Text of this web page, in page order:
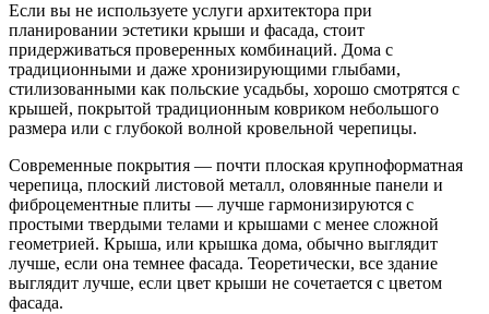
Если вы не используете услуги архитектора при
планировании эстетики крыши и фасада, стоит
придерживаться проверенных комбинаций. Дома с
традиционными и даже хронизирующими глыбами,
стилизованными как польские усадьбы, хорошо смотрятся с
крышей, покрытой традиционным ковриком небольшого
размера или с глубокой волной кровельной черепицы.
Современные покрытия — почти плоская крупноформатная
черепица, плоский листовой металл, оловянные панели и
фиброцементные плиты — лучше гармонизируются с
простыми твердыми телами и крышами с менее сложной
геометрией. Крыша, или крышка дома, обычно выглядит
лучше, если она темнее фасада. Теоретически, все здание
выглядит лучше, если цвет крыши не сочетается с цветом
фасада.